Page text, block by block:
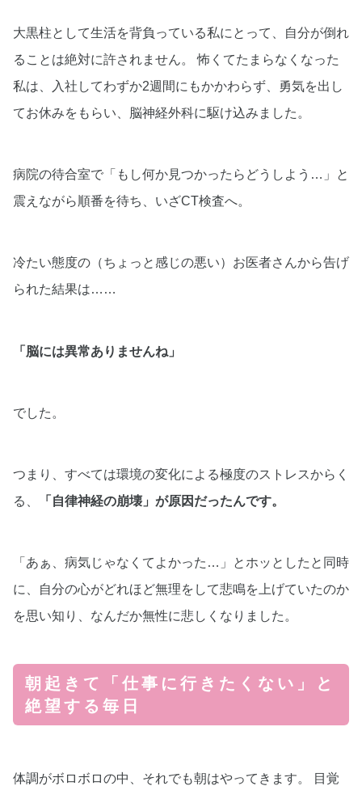
大黒柱として生活を背負っている私にとって、自分が倒れ
ることは絶対に許されません。 怖くてたまらなくなった
私は、入社してわずか2週間にもかかわらず、勇気を出し
てお休みをもらい、脳神経外科に駆け込みました。
病院の待合室で「もし何か見つかったらどうしよう…」と
震えながら順番を待ち、いざCT検査へ。
冷たい態度の（ちょっと感じの悪い）お医者さんから告げ
られた結果は……
「脳には異常ありませんね」
でした。
つまり、すべては環境の変化による極度のストレスからく
る、
「自律神経の崩壊」が原因だったんです。
「あぁ、病気じゃなくてよかった…」とホッとしたと同時
に、自分の心がどれほど無理をして悲鳴を上げていたのか
を思い知り、なんだか無性に悲しくなりました。
朝起きて「仕事に行きたくない」と
絶望する毎日
体調がボロボロの中、それでも朝はやってきます。 目覚